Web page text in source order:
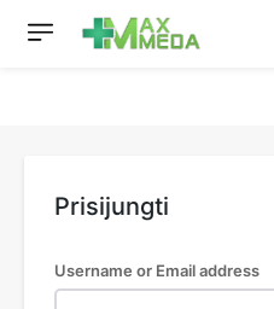
Prisijungti
Username or Email address